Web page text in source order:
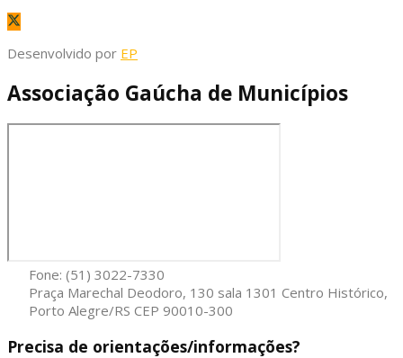
Desenvolvido por EP
Associação Gaúcha de Municípios
Fone: (51) 3022-7330
Praça Marechal Deodoro, 130 sala 1301 Centro Histórico,
Porto Alegre/RS CEP 90010-300
Precisa de orientações/informações?